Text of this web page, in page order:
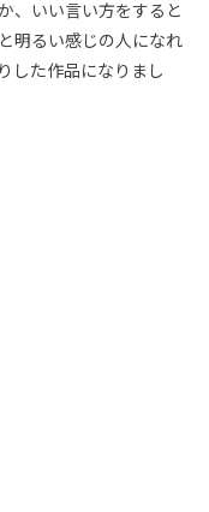
、いい言い方をすると
明るい感じの人になれ
した作品になりまし